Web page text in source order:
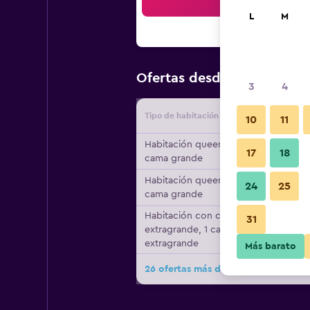
Ofertas desde Oferta
Tipo de habitación
Habitación queen, 1
cama grande
Habitación queen, 1
cama grande
Habitación con cama
extragrande, 1 cama
extragrande
26 ofertas más de Quality Inn &
L M
3 4
10 11
17 18
24 25
31
Más barato